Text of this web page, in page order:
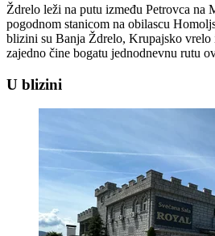
Ždrelo leži na putu između Petrovca na
pogodnom stanicom na obilascu
blizini su Banja Ždrelo, Krupajsko
zajedno čine bogatu jednodnevnu rutu
U blizini